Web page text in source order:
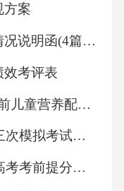
方案
供应商产品质检不合格情况说明函(4篇范文)
效考评表
DB4206-T 85-2024 学龄前儿童营养配餐规范
北京二中2025届高三第三次模拟考试生物试卷含解析
2025年忻州市重点中学高考考前提分生物仿真卷含解析